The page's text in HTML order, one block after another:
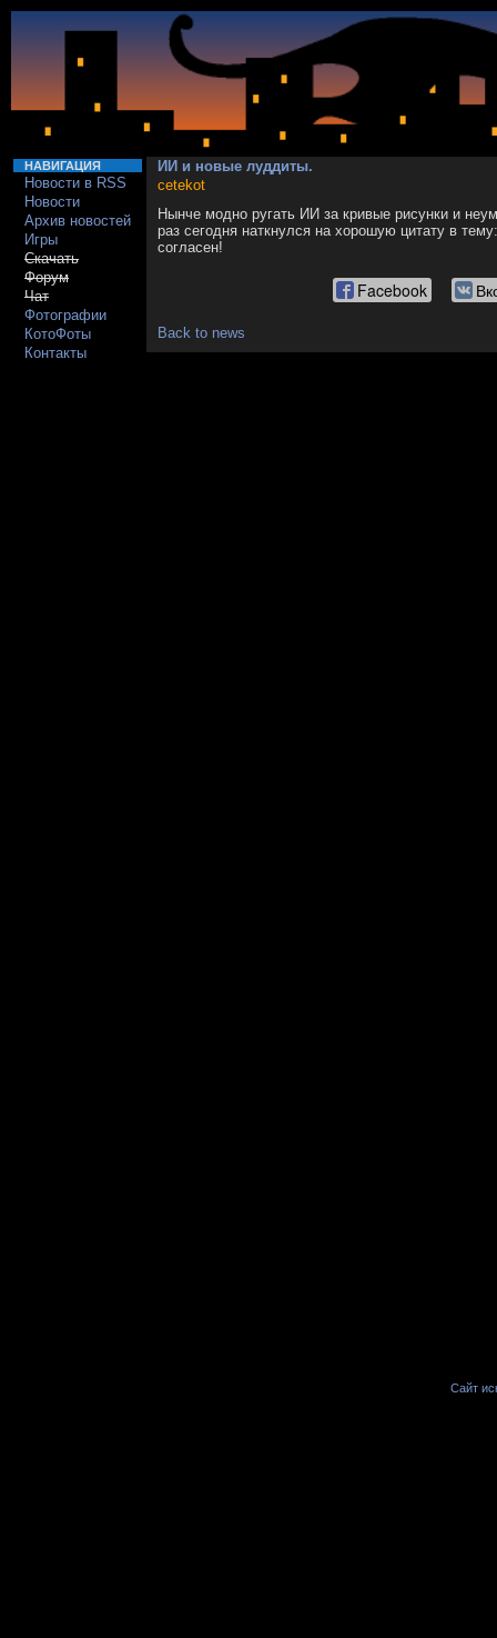
НАВИГАЦИЯ
Новости в RSS
Новости
Архив новостей
Игры
Скачать
Форум
Чат
Фотографии
КотоФоты
Контакты
ИИ и новые луддиты.
cetekot
Нынче модно ругать ИИ за кривые рисунки и
раз сегодня наткнулся на хорошую цитату в
согласен!
Facebook
Back to news
Сайт